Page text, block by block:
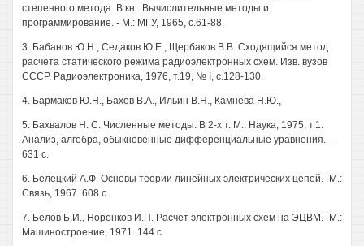
степенного метода. В кн.: Вычислительные методы и
программирование. - М.: МГУ, 1965, с.61-88.
3. Бабанов Ю.Н., Седаков Ю.Е., Щербаков В.В. Сходящийся метод
расчета статического режима радиоэлектронных схем. Изв. вузов
СССР. Радиоэлектроника, 1976, т.19, № I, с.128-130.
4. Бармаков Ю.Н., Бахов В.А., Ильин В.Н., Камнева Н.Ю.,
5. Бахвалов Н. С. Численные методы. В 2-х т. М.: Наука, 1975, т.1.
Анализ, алгебра, обыкновенные дифференциальные уравнения.- -
631 с.
6. Белецкий А.Ф. Основы теории линейных электрических цепей. -М.:
Связь, 1967. 608 с.
7. Белов Б.И., Норенков И.П. Расчет электронных схем на ЭЦВМ. -М.:
Машиностроение, 1971. 144 с.